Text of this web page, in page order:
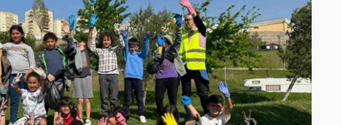
2 dias atrás Rádio Sintonia 11 horas atrás